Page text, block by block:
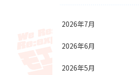
2026年7月
2026年6月
2026年5月